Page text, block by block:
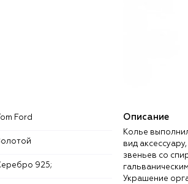
Tom Ford
Золотой
Серебро 925;
Описание
Колье
вид
звеньев со
Украшение